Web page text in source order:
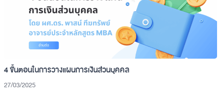
4 ขั้นตอนในการวางแผนการเงินส่วนบุคคล
27/03/2025